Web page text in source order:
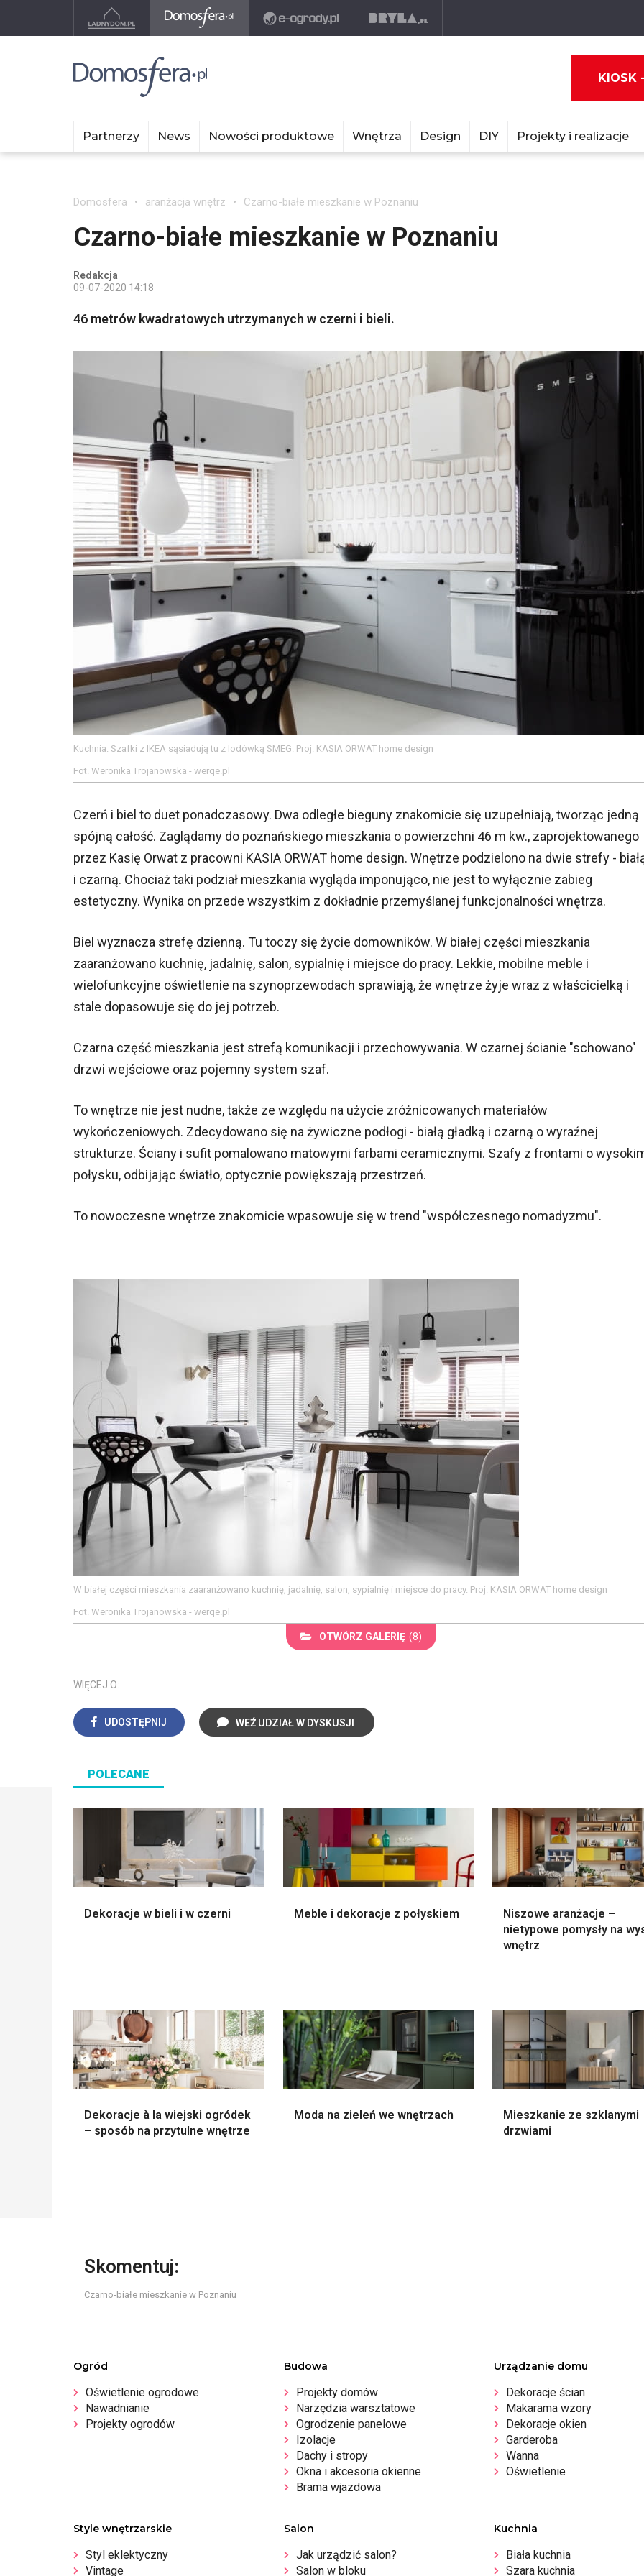
KIOSK
Partnerzy News Nowości produktowe Wnętrza Design DIY Projekty i realizacje
Domosfera aranżacja wnętrz Czarno-białe mieszkanie w Poznaniu
Czarno-białe mieszkanie w Poznaniu
Redakcja
09-07-2020 14:18
46 metrów kwadratowych utrzymanych w czerni i bieli.
Kuchnia. Szafki z IKEA sąsiadują tu z lodówką SMEG. Proj. KASIA ORWAT home design
Fot. Weronika Trojanowska - werqe.pl
Czerń i biel to duet ponadczasowy. Dwa odległe bieguny znakomicie się uzupełniają, tworząc jedną
spójną całość. Zaglądamy do poznańskiego mieszkania o powierzchni 46 m kw., zaprojektowanego
przez Kasię Orwat z pracowni KASIA ORWAT home design. Wnętrze podzielono na dwie strefy -
i czarną. Chociaż taki podział mieszkania wygląda imponująco, nie jest to wyłącznie zabieg
estetyczny. Wynika on przede wszystkim z dokładnie przemyślanej funkcjonalności wnętrza.
Biel wyznacza strefę dzienną. Tu toczy się życie domowników. W białej części mieszkania
zaaranżowano kuchnię, jadalnię, salon, sypialnię i miejsce do pracy. Lekkie, mobilne meble i
wielofunkcyjne oświetlenie na szynoprzewodach sprawiają, że wnętrze żyje wraz z właścicielką i
stale dopasowuje się do jej potrzeb.
Czarna część mieszkania jest strefą komunikacji i przechowywania. W czarnej ścianie "schowano"
drzwi wejściowe oraz pojemny system szaf.
To wnętrze nie jest nudne, także ze względu na użycie zróżnicowanych materiałów
wykończeniowych. Zdecydowano się na żywiczne podłogi - białą gładką i czarną o wyraźnej
strukturze. Ściany i sufit pomalowano matowymi farbami ceramicznymi. Szafy z frontami o
połysku, odbijając światło, optycznie powiększają przestrzeń.
To nowoczesne wnętrze znakomicie wpasowuje się w trend "współczesnego nomadyzmu".
W białej części mieszkania zaaranżowano kuchnię, jadalnię, salon, sypialnię i miejsce do pracy. Proj. KASIA ORWAT home design
Fot. Weronika Trojanowska - werqe.pl
OTWÓRZ GALERIĘ (8)
WIĘCEJ O:
UDOSTĘPNIJ WEŹ UDZIAŁ W DYSKUSJI
POLECANE
Dekoracje w bieli i w czerni Meble i dekoracje z połyskiem
Niszowe aranżacje –
nietypowe pomysły na
wnętrz
Dekoracje à la wiejski ogródek
– sposób na przytulne wnętrze
Moda na zieleń we wnętrzach
Mieszkanie ze szklanymi
drzwiami
Skomentuj:
Czarno-białe mieszkanie w Poznaniu
Ogród
Oświetlenie ogrodowe
Nawadnianie
Projekty ogrodów
Budowa
Projekty domów
Narzędzia warsztatowe
Ogrodzenie panelowe
Izolacje
Dachy i stropy
Okna i akcesoria okienne
Brama wjazdowa
Urządzanie domu
Dekoracje ścian
Makarama wzory
Dekoracje okien
Garderoba
Wanna
Oświetlenie
Style wnętrzarskie
Styl eklektyczny
Vintage
Salon
Jak urządzić salon?
Salon w bloku
Kuchnia
Biała kuchnia
Szara kuchnia